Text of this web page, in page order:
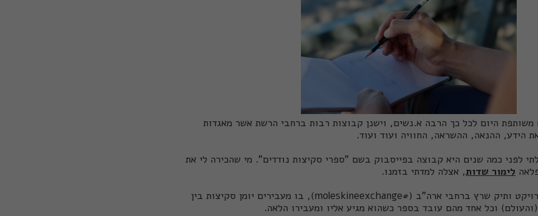
משותפת היום לכל כך הרבה א.נשים, וישנן קבוצות רבות ברחבי הרשת אשר מאגדות
הידע, ההנאה, ההשראה, החוויה ועוד ועוד.
לפני כמה שנים היא קבוצה בפייסבוק בשם "ספרי סקיצות נודדים". מי שהכירה לי את
לימור שדות, אצלה למדתי בזמנו.
הקבוצה קמה בהשראת פרויקט ותיק שרץ ברחבי ארה"ב (#moleskineexchange), בו מעבירים יומן סקיצות בין
וכל אחד מהם עובד בספר כשהוא מגיע אליו ומעבירו הלאה.